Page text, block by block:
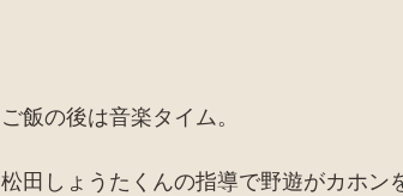
ご飯の後は音楽タイム。
松田しょうたくんの指導で野遊がカホン